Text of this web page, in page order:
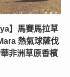
】馬賽馬拉草
熱氣球薩伐
非洲草原香檳